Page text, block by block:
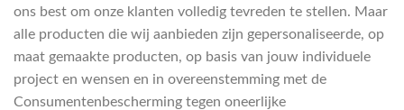
ons best om onze klanten volledig tevreden te stellen. Maar
alle producten die wij aanbieden zijn gepersonaliseerde, op
maat gemaakte producten, op basis van jouw individuele
project en wensen en in overeenstemming met de
Consumentenbescherming tegen oneerlijke